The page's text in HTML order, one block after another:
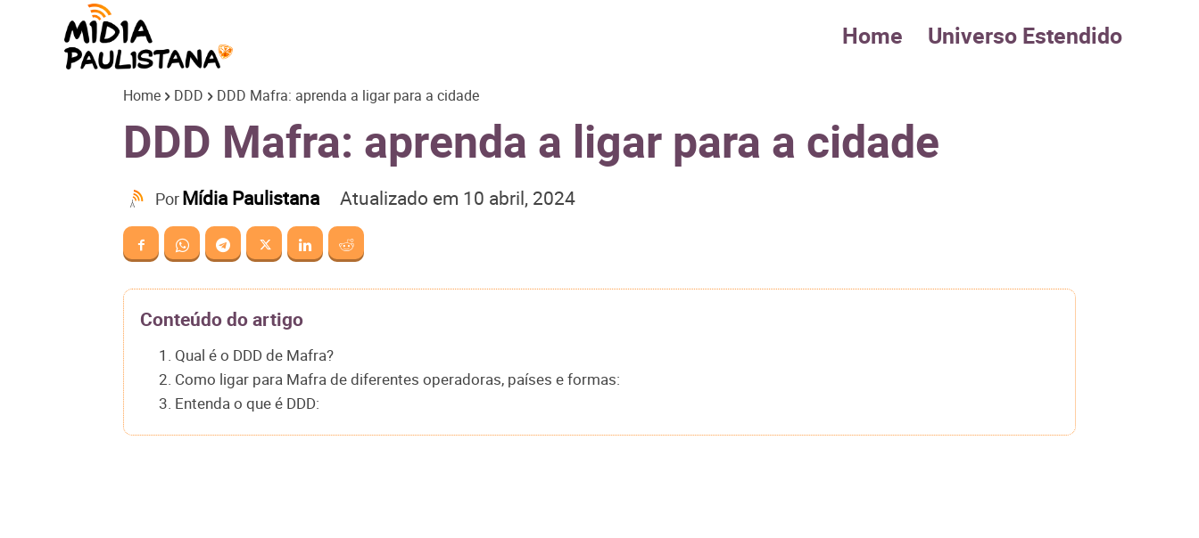
Paulistana
Home Universo Estendido
Home DDD DDD Mafra: aprenda a ligar para a cidade
DDD Mafra: aprenda a ligar para a cidade
PorMídia Paulistana Atualizado em 10 abril, 2024
Conteúdo do artigo
1. Qual é o DDD de Mafra?
2. Como ligar para Mafra de diferentes operadoras, países e formas:
3. Entenda o que é DDD: